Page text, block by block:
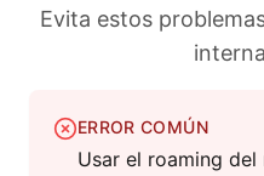
Evita estos
ERROR COMÚN
Usar el roaming